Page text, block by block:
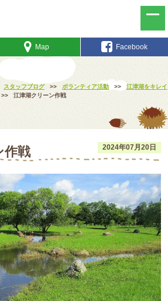
Map Facebook
スタッフブログ >> ボランティア活動 >>
江津湖をキレイ
>> 江津湖クリーン作戦
2024年07月20日
作戦